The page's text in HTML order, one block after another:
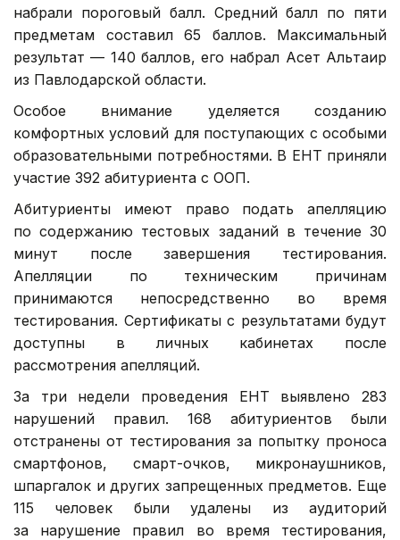
набрали пороговый балл. Средний балл по пяти
предметам составил 65 баллов. Максимальный
результат — 140 баллов, его набрал Асет Альтаир
из Павлодарской области.
Особое внимание уделяется созданию
комфортных условий для поступающих с особыми
образовательными потребностями. В ЕНТ приняли
участие 392 абитуриента с ООП.
Абитуриенты имеют право подать апелляцию
по содержанию тестовых заданий в течение 30
минут после завершения тестирования.
Апелляции по техническим причинам
принимаются непосредственно во время
тестирования. Сертификаты с результатами будут
доступны в личных кабинетах после
рассмотрения апелляций.
За три недели проведения ЕНТ выявлено 283
нарушений правил. 168 абитуриентов были
отстранены от тестирования за попытку проноса
смартфонов, смарт-очков, микронаушников,
шпаргалок и других запрещенных предметов. Еще
115 человек были удалены из аудиторий
за нарушение правил во время тестирования,